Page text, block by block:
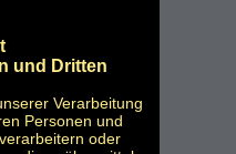
und Dritten
Verarbeitung
Personen und
oder